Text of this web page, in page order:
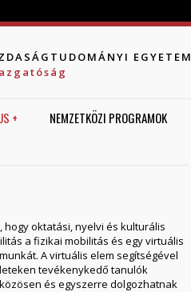
EGYETEM
+ NEMZETKÖZI PROGRAMOK
oktatási, nyelvi és kulturális
a fizikai mobilitás és egy virtuális
A virtuális elem segítségével
tevékenykedő tanulók
és egyszerre dolgozhatnak